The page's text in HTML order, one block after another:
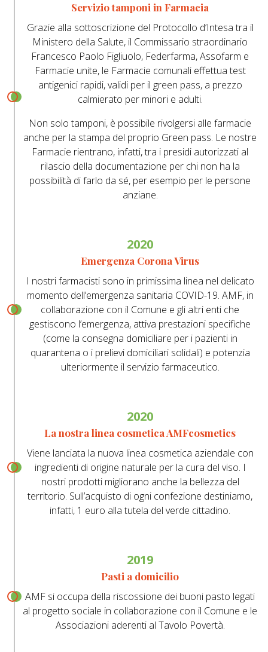
Servizio tamponi in Farmacia
Grazie alla sottoscrizione del Protocollo d’Intesa tra il
Ministero della Salute, il Commissario straordinario
Francesco Paolo Figliuolo, Federfarma, Assofarm e
Farmacie unite, le Farmacie comunali effettua test
antigenici rapidi, validi per il green pass, a prezzo
calmierato per minori e adulti.
Non solo tamponi, è possibile rivolgersi alle farmacie
anche per la stampa del proprio Green pass. Le nostre
Farmacie rientrano, infatti, tra i presidi autorizzati al
rilascio della documentazione per chi non ha la
possibilità di farlo da sé, per esempio per le persone
anziane.
2020
Emergenza Corona Virus
I nostri farmacisti sono in primissima linea nel delicato
momento dell’emergenza sanitaria COVID-19. AMF, in
collaborazione con il Comune e gli altri enti che
gestiscono l’emergenza, attiva prestazioni specifiche
(come la consegna domiciliare per i pazienti in
quarantena o i prelievi domiciliari solidali) e potenzia
ulteriormente il servizio farmaceutico.
2020
La nostra linea cosmetica AMFcosmetics
Viene lanciata la nuova linea cosmetica aziendale con
ingredienti di origine naturale per la cura del viso. I
nostri prodotti migliorano anche la bellezza del
territorio. Sull’acquisto di ogni confezione destiniamo,
infatti, 1 euro alla tutela del verde cittadino.
2019
Pasti a domicilio
AMF si occupa della riscossione dei buoni pasto legati
al progetto sociale in collaborazione con il Comune e le
Associazioni aderenti al Tavolo Povertà.